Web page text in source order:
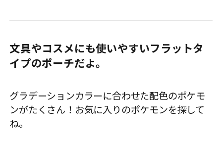
文具やコスメにも使いやすいフラットタ
イプのポーチだよ。
グラデーションカラーに合わせた配色のポケモ
ンがたくさん！お気に入りのポケモンを探して
ね。